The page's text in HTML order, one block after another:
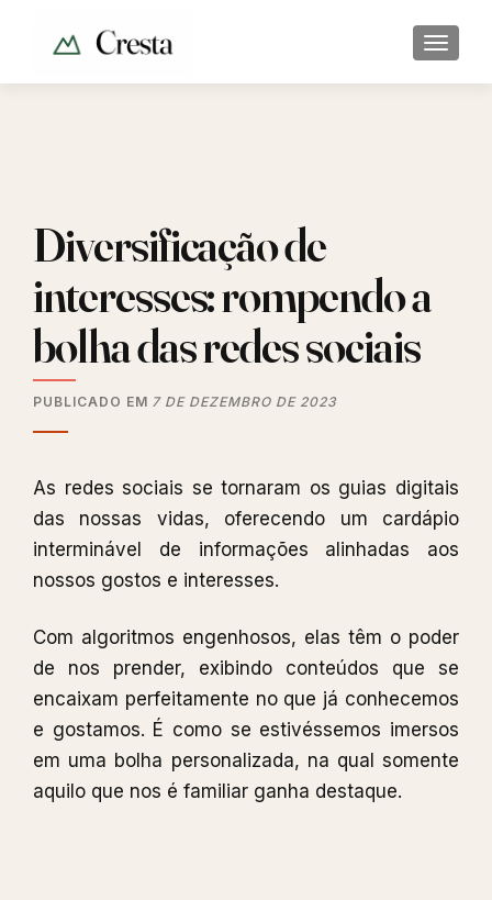
Diversificação de
interesses: rompendo a
bolha das redes sociais
PUBLICADO EM 7 DE DEZEMBRO DE 2023
As redes sociais se tornaram os guias digitais
das nossas vidas, oferecendo um cardápio
interminável de informações alinhadas aos
nossos gostos e interesses.
Com algoritmos engenhosos, elas têm o poder
de nos prender, exibindo conteúdos que se
encaixam perfeitamente no que já conhecemos
e gostamos. É como se estivéssemos imersos
em uma bolha personalizada, na qual somente
aquilo que nos é familiar ganha destaque.